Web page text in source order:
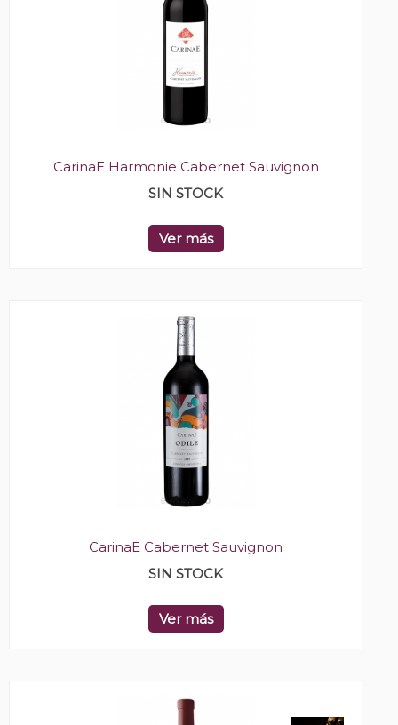
CarinaE Harmonie Cabernet Sauvignon
SIN STOCK
Ver más
CarinaE Cabernet Sauvignon
SIN STOCK
Ver más